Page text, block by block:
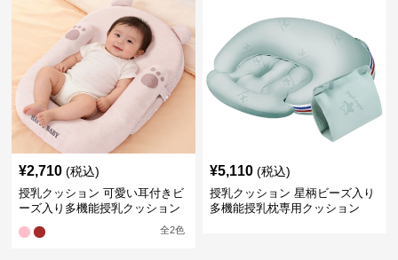
¥2,710 (税込)
授乳クッション 可愛い耳付きビ
ーズ入り多機能授乳クッション
全2色
¥5,110 (税込)
授乳クッション 星柄ビーズ入り
多機能授乳枕専用クッション